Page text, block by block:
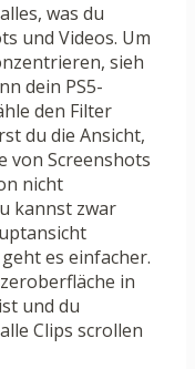
was du
und Videos. Um
sieh
dein PS5-
den Filter
du die Ansicht,
von Screenshots
nicht
kannst zwar
es einfacher.
in
und du
Clips scrollen